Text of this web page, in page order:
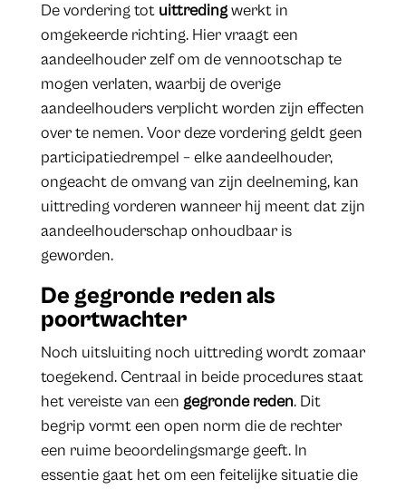
De vordering tot uittredingwerkt in
omgekeerde richting. Hier vraagt een
aandeelhouder zelf om de vennootschap te
mogen verlaten, waarbij de overige
aandeelhouders verplicht worden zijn effecten
over te nemen. Voor deze vordering geldt geen
participatiedrempel – elke aandeelhouder,
ongeacht de omvang van zijn deelneming, kan
uittreding vorderen wanneer hij meent dat zijn
aandeelhouderschap onhoudbaar is
geworden.
De gegronde reden als
poortwachter
Noch uitsluiting noch uittreding wordt zomaar
toegekend. Centraal in beide procedures staat
het vereiste van een gegronde reden. Dit
begrip vormt een open norm die de rechter
een ruime beoordelingsmarge geeft. In
essentie gaat het om een feitelijke situatie die